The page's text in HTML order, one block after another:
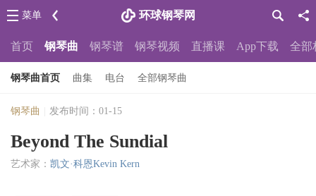
环球钢琴网
菜单
首页 钢琴曲 钢琴谱 钢琴视频 直播课 App下载 全部
钢琴曲首页 曲集 电台 全部钢琴曲
钢琴曲 发布时间：01-15
Beyond The Sundial
艺术家： 凯文·科恩Kevin Kern